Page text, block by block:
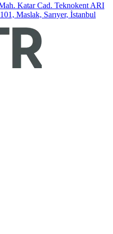
Katar Cad. Teknokent ARI
Maslak, Sarıyer, İstanbul